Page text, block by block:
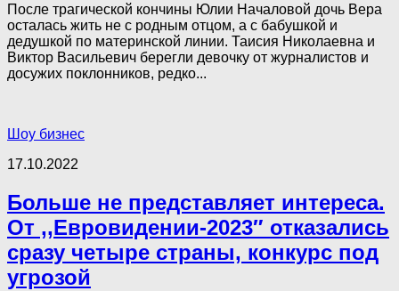
После трагической кончины Юлии Началовой дочь Вера
осталась жить не с родным отцом, а с бабушкой и
дедушкой по материнской линии. Таисия Николаевна и
Виктор Васильевич берегли девочку от журналистов и
досужих поклонников, редко...
Шоу бизнес
17.10.2022
Больше не представляет интереса.
От ,,Евровидении-2023″ отказались
сразу четыре страны, конкурс под
угрозой